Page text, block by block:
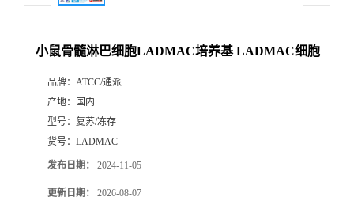
小鼠骨髓淋巴细胞LADMAC培养基 LADMAC细胞
品牌： ATCC/通派
产地：
国内
型号： 复苏/冻存
货号： LADMAC
发布日期： 2024-11-05
更新日期： 2026-08-07